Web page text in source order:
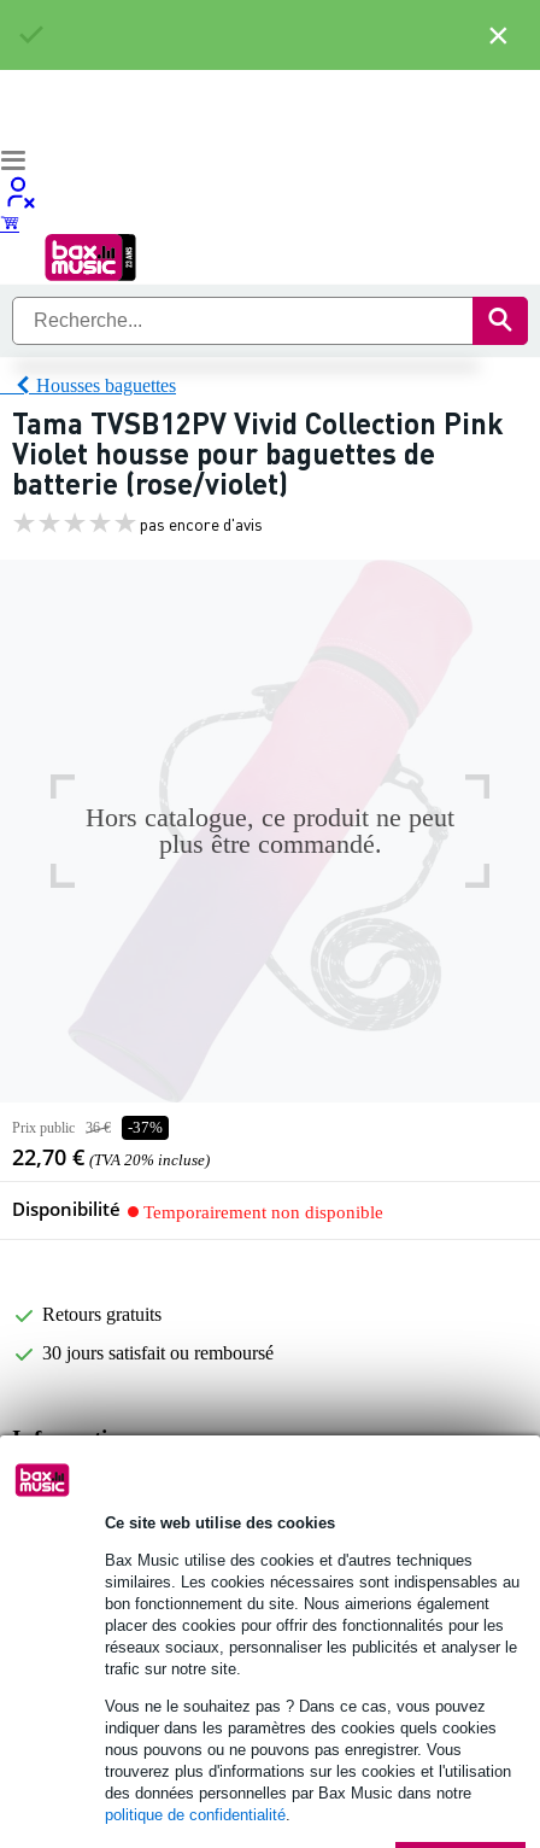
Ce site web utilise des cookies
Bax Music utilise des cookies et d'autres techniques
similaires. Les cookies nécessaires sont indispensables au
bon fonctionnement du site. Nous aimerions également
placer des cookies pour offrir des fonctionnalités pour les
réseaux sociaux, personnaliser les publicités et analyser le
trafic sur notre site.
Vous ne le souhaitez pas ? Dans ce cas, vous pouvez
indiquer dans les paramètres des cookies quels cookies
nous pouvons ou ne pouvons pas enregistrer. Vous
trouverez plus d'informations sur les cookies et l'utilisation
des données personnelles par Bax Music dans notre
politique de confidentialité.
Housses baguettes
Tama TVSB12PV Vivid Collection Pink
Violet housse pour baguettes de
batterie (rose/violet)
pas encore d'avis
Hors catalogue, ce produit ne peut
plus être commandé.
Prix public 36 € -37%
22,70 € (TVA 20% incluse)
Disponibilité Temporairement non disponible
Retours gratuits
30 jours satisfait ou remboursé
Informations
Sac à baguettes Tama Vivid Collection
TVSB12PV
Afficher toutes les caractéristiques du produit
Autres variantes (4)
Accessoires (14)
×